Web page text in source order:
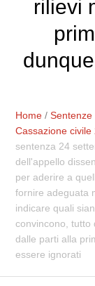
rilievi
Home /
Cassazione civile
sentenza 24
dell'appello
per aderire a
fornire adeguata
indicare quali
convincono, tutto
dalle parti alla
essere ignorati